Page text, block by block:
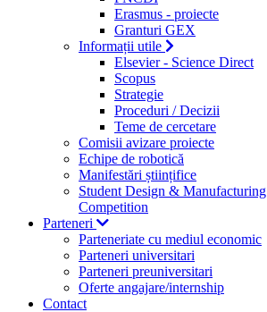
Erasmus - proiecte
Granturi GEX
Informații utile
Elsevier - Science Direct
Scopus
Strategie
Proceduri / Decizii
Teme de cercetare
Comisii avizare proiecte
Echipe de robotică
Manifestări științifice
Student Design & Manufacturing
Competition
Parteneri
Parteneriate cu mediul economic
Parteneri universitari
Parteneri preuniversitari
Oferte angajare/internship
Contact